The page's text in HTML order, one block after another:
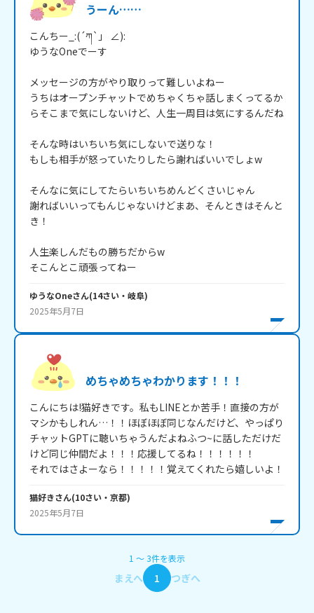
うーん……
こんちー_:(´ཀ`」 ∠):
ゆうなOneでーす
メッセージの方がやり取りって難しいよねー
うちはオープンチャットでめちゃくちゃ話しまくってるか
らそこまで気にしないけど、人生一周目は気にするんだね
そんな時はいちいち気にしないで送りな！
もしも相手が怒っていたりしたら謝ればいいでしょw
そんなに気にしてたらいちいちめんどくさいじゃん
謝ればいいってもんじゃないけどまあ、そんときはそんと
き！
人生楽しんだもの勝ちだからw
そこんとこ頑張ってねー
ゆうなOneさん(14さい・ 岐阜)
2025年5月7日
めちゃめちゃわかります！！！
こんにちは!猫好きです。私もLINEとか苦手！直接の方が
マシかもしれん…！！ほぼほぼ同じなんだけど、やっぱり
チャットGPTに聴いちゃうんだよねふつ~に話しただけだ
けど同じ仲間だよ！！！応援してるね！！！！！！
それではさよーなら！！！！！覚えてくれたら嬉しいよ！
猫好きさん(10さい・ 京都)
2025年5月7日
1 〜3件を表示
まえへ 1 つぎへ